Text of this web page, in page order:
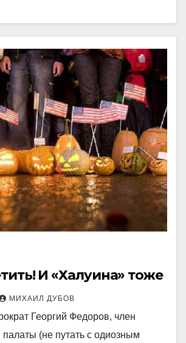
И «Халуина» тоже
МИХАИЛ ДУБОВ
Георгий Федоров, член
(не путать с одиозным